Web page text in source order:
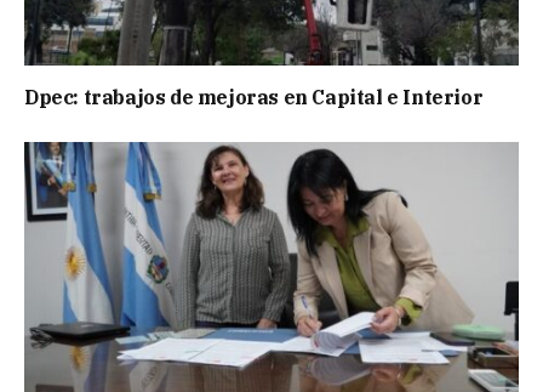
Dpec: trabajos de mejoras en Capital e Interior